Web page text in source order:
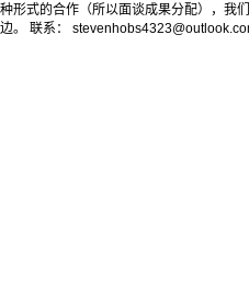
种形式的合作（所以面谈成果分配），我
边。 联系：